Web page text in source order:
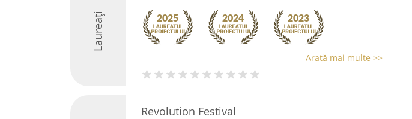
Laureați
Arată mai multe >>
Revolution Festival